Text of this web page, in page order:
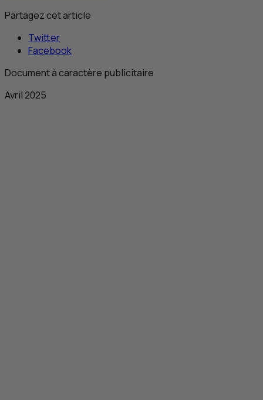
Partagez cet article
Twitter
Facebook
Document à caractère publicitaire
Avril 2025